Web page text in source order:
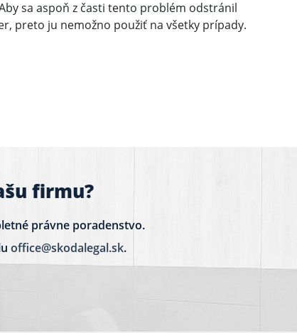
sa aspoň z časti tento problém odstránil
preto ju nemožno použiť na všetky prípady.
firmu?
právne poradenstvo.
office@skodalegal.sk.